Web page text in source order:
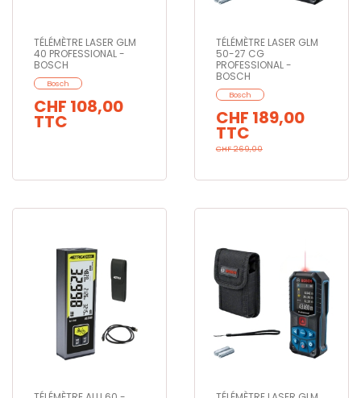
TÉLÉMÈTRE LASER GLM
40 PROFESSIONAL -
BOSCH
Bosch
CHF 108,00
TTC
TÉLÉMÈTRE LASER GLM
50-27 CG
PROFESSIONAL -
BOSCH
Bosch
CHF 189,00
TTC
CHF 269,00